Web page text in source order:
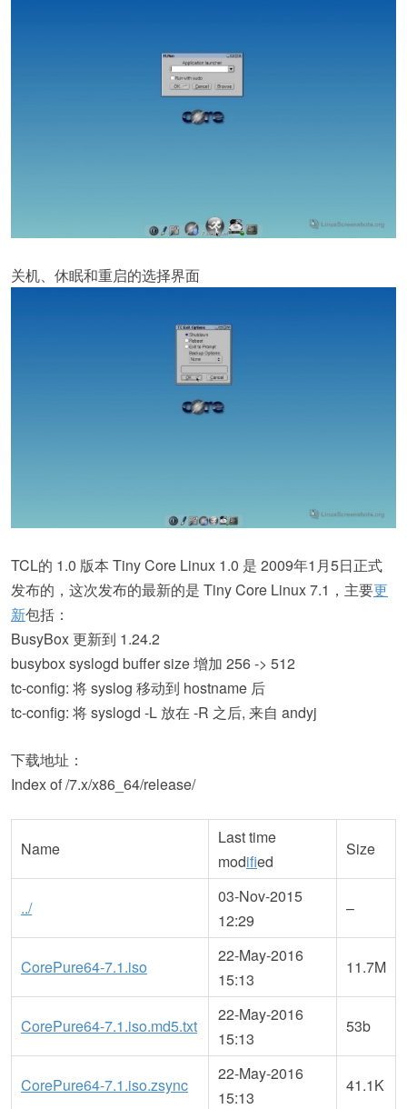
关机、休眠和重启的选择界面
TCL的 1.0 版本 Tiny Core Linux 1.0 是 2009年1月5日正式
发布的，这次发布的最新的是 Tiny Core Linux 7.1，主要更
新包括：
BusyBox 更新到 1.24.2
busybox syslogd buffer size 增加 256 -> 512
tc-config: 将 syslog 移动到 hostname 后
tc-config: 将 syslogd -L 放在 -R 之后, 来自 andyj
下载地址：
Index of /7.x/x86_64/release/
Name
Last time
modified
Size
../
03-Nov-2015
12:29
–
CorePure64-7.1.iso
22-May-2016
15:13
11.7M
CorePure64-7.1.iso.md5.txt
22-May-2016
15:13
53b
CorePure64-7.1.iso.zsync
22-May-2016
15:13
41.1K